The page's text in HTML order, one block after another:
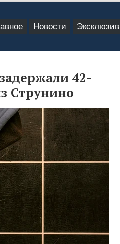
Новости Эксклюзив
42-
Струнино